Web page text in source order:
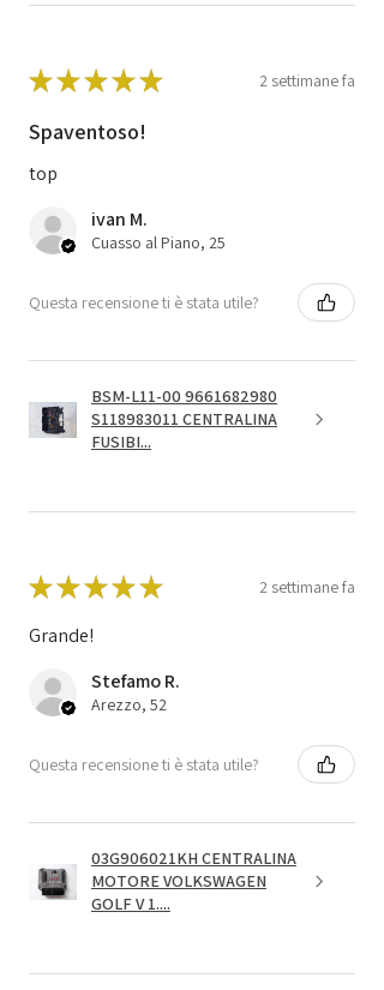
★★★★★ 2 settimane fa
Spaventoso!
top
ivan M.
Cuasso al Piano, 25
Questa recensione ti è stata utile?
BSM-L11-00 9661682980
S118983011 CENTRALINA
FUSIBI...
★★★★★ 2 settimane fa
Grande!
Stefamo R.
Arezzo, 52
Questa recensione ti è stata utile?
03G906021KH CENTRALINA
MOTORE VOLKSWAGEN
GOLF V 1....